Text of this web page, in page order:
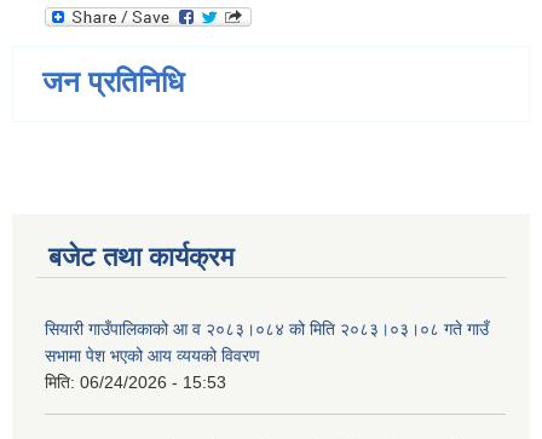
जन प्रतिनिधि
बजेट तथा कार्यक्रम
सियारी गाउँपालिकाको आ व २०८३।०८४ को मिति २०८३।०३।०८ गते गाउँ
सभामा पेश भएको आय व्ययको विवरण
मिति: 06/24/2026 - 15:53